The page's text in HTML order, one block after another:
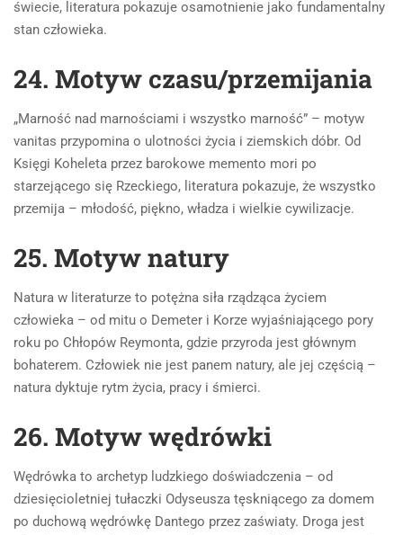
świecie, literatura pokazuje osamotnienie jako fundamentalny
stan człowieka.
24. Motyw czasu/przemijania
„Marność nad marnościami i wszystko marność” – motyw
vanitas przypomina o ulotności życia i ziemskich dóbr. Od
Księgi Koheleta przez barokowe memento mori po
starzejącego się Rzeckiego, literatura pokazuje, że wszystko
przemija – młodość, piękno, władza i wielkie cywilizacje.
25. Motyw natury
Natura w literaturze to potężna siła rządząca życiem
człowieka – od mitu o Demeter i Korze wyjaśniającego pory
roku po Chłopów Reymonta, gdzie przyroda jest głównym
bohaterem. Człowiek nie jest panem natury, ale jej częścią –
natura dyktuje rytm życia, pracy i śmierci.
26. Motyw wędrówki
Wędrówka to archetyp ludzkiego doświadczenia – od
dziesięcioletniej tułaczki Odyseusza tęskniącego za domem
po duchową wędrówkę Dantego przez zaświaty. Droga jest